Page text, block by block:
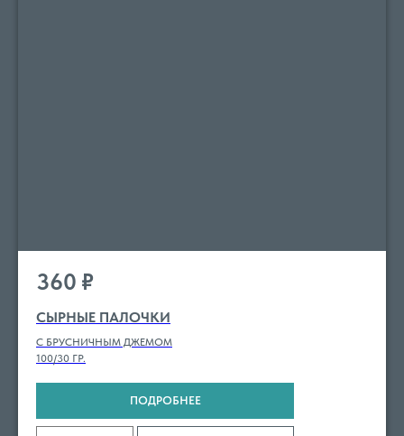
360 ₽
СЫРНЫЕ ПАЛОЧКИ
С БРУСНИЧНЫМ ДЖЕМОМ
100/30 ГР.
ПОДРОБНЕЕ